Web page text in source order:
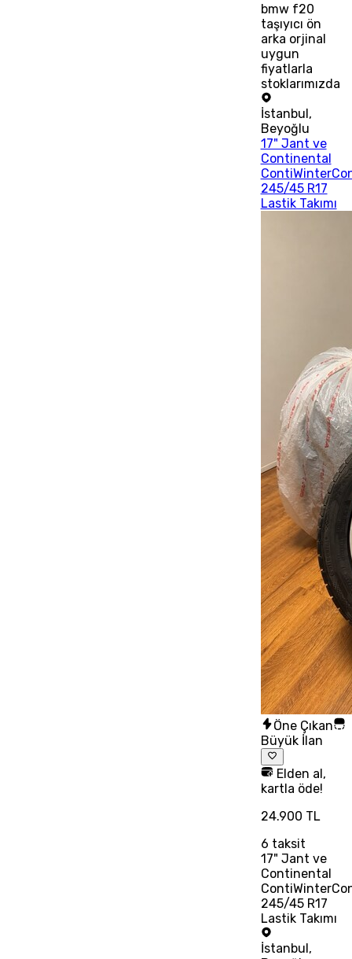
bmw f20
taşıyıcı ön
arka orjinal
uygun
fiyatlarla
stoklarımızda
İstanbul,
Beyoğlu
17" Jant ve
Continental
245/45 R17
Lastik Takımı
Öne Çıkan
Büyük İlan
Elden al,
kartla öde!
24.900 TL
6 taksit
17" Jant ve
Continental
245/45 R17
Lastik Takımı
İstanbul ,